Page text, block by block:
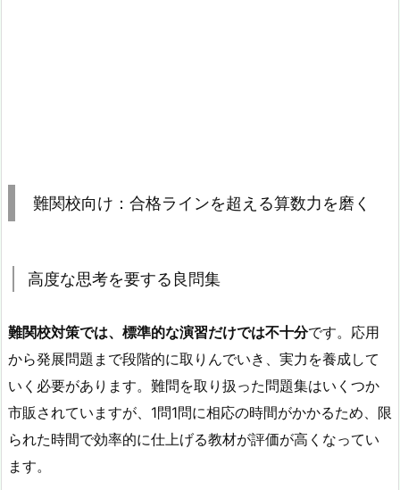
難関校向け：合格ラインを超える算数力を磨く
高度な思考を要する良問集
難関校対策では、標準的な演習だけでは不十分です。応用
から発展問題まで段階的に取りんでいき、実力を養成して
いく必要があります。 難問を取り扱った問題集はいくつか
市販されていますが、1問1問に相応の時間がかかるため、限
られた時間で効率的に仕上げる教材が評価が高くなってい
ます。